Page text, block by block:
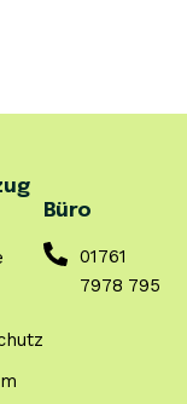
Büro
01761
7978 795